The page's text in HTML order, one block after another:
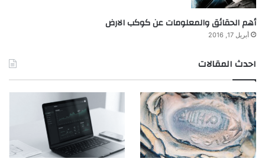
أهم الحقائق والمعلومات عن كوكب الارض
أبريل 17, 2016
احدث المقالات